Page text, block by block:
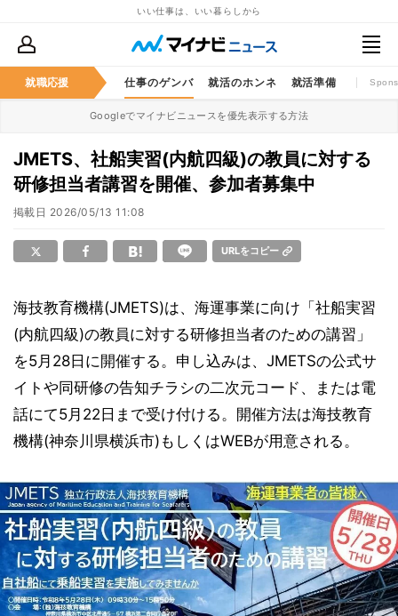
いい仕事は、いい暮らしから
就職応援 仕事のゲンバ 就活のホンネ 就活準備
Googleでマイナビニュースを優先表示する方法
JMETS、社船実習(内航四級)の教員に対する
研修担当者講習を開催、参加者募集中
掲載日 2026/05/13 11:08
URLをコピー
海技教育機構(JMETS)は、海運事業に向け「社船実習
(内航四級)の教員に対する研修担当者のための講習」
を5月28日に開催する。申し込みは、JMETSの公式サ
イトや同研修の告知チラシの二次元コード、または電
話にて5月22日まで受け付ける。開催方法は海技教育
機構(神奈川県横浜市)もしくはWEBが用意される。